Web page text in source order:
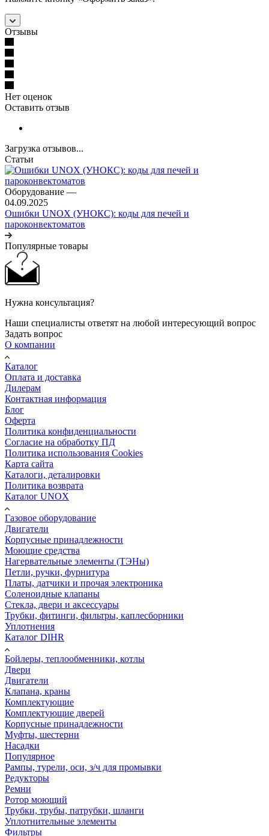
Отзывы
Нет оценок
Оставить отзыв
Загрузка отзывов...
Статьи
Оборудование —
04.09.2025
Ошибки UNOX (УНОКС): коды для печей и
пароконвектоматов
Популярные товары
Нужна консультация?
Наши специалисты ответят на любой интересующий вопрос
Задать вопрос
О компании
Каталог
Оплата и доставка
Дилерам
Контактная информация
Блог
Оферта
Политика конфиденциальности
Согласие на обработку ПД
Политика использования Cookies
Карта сайта
Каталоги, деталировки
Политика возврата
Каталог UNOX
Газовое оборудование
Двигатели
Корпусные принадлежности
Моющие средства
Нагервательные элементы (ТЭНы)
Петли, ручки, фурнитура
Платы, датчики и прочая электроника
Соленоидные клапаны
Стекла, двери и аксессуары
Трубки, фитинги, фильтры, каплесборники
Уплотнения
Каталог DIHR
Бойлеры, теплообменники, котлы
Двери
Двигатели
Клапана, краны
Комплектующие
Комплектующие дверей
Корпусные принадлежности
Муфты, шестерни
Насадки
Популярное
Рампы, турели, оси, з/ч для промывки
Редукторы
Ремни
Ротор моющий
Трубки, трубы, патрубки, шланги
Уплотнительные элементы
Фильтры